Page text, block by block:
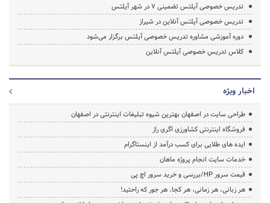
تدریس خصوصی آیلتس تضمینی ۷ در شهر آیلتس
تدریس خصوصی آیلتس آنلاین در شیراز
دوره آموزشی مشاوره تدریس خصوصی آیلتس برگزار می‌شود
کلاس تدریس خصوصی آیلتس آنلاین
اخبار ویژه
طراحی سایت در اصفهان بهترین شیوه تبلیغات اینترنتی در اصفهان
فروشگاه اینترنتی کشاورزی اگری راز
ایده های طلایی برای کسب درآمد از اینستاگرام
خدمات سایت انجام پروژه ماهان
قیمت سرور HP/بررسی و خرید سرور اچ پی
هر زبانی، هر زمانی، هر کجا، هر جور که راحتید!